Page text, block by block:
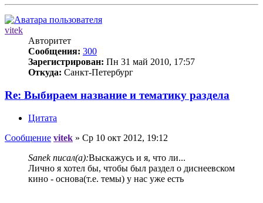
vitek
Авторитет
Сообщения: 300
Зарегистрирован: Пн 31 май 2010, 17:57
Откуда: Санкт-Петербург
Re: Выбираем название и тематику раздела
Цитата
Сообщение vitek » Ср 10 окт 2012, 19:12
Sanek писал(а):Выскажусь и я, что ли...
Лично я хотел бы, чтобы был раздел о диснеевском
кино - основа(т.е. темы) у нас уже есть